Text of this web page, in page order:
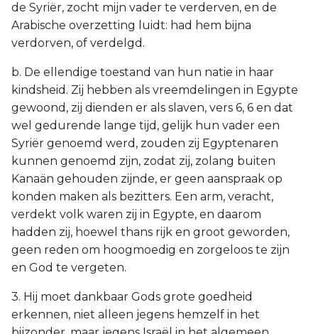
de Syriër, zocht mijn vader te verderven, en de
Arabische overzetting luidt: had hem bijna
verdorven, of verdelgd.
b. De ellendige toestand van hun natie in haar
kindsheid. Zij hebben als vreemdelingen in Egypte
gewoond, zij dienden er als slaven, vers 6, 6 en dat
wel gedurende lange tijd, gelijk hun vader een
Syriër genoemd werd, zouden zij Egyptenaren
kunnen genoemd zijn, zodat zij, zolang buiten
Kanaän gehouden zijnde, er geen aanspraak op
konden maken als bezitters. Een arm, veracht,
verdekt volk waren zij in Egypte, en daarom
hadden zij, hoewel thans rijk en groot geworden,
geen reden om hoogmoedig en zorgeloos te zijn
en God te vergeten.
3. Hij moet dankbaar Gods grote goedheid
erkennen, niet alleen jegens hemzelf in het